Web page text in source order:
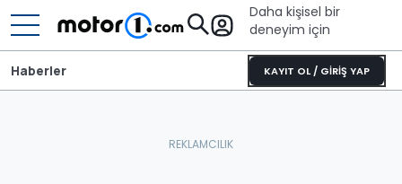
Daha kişisel bir
deneyim için
KAYIT OL / GİRİŞ YAP
Haberler